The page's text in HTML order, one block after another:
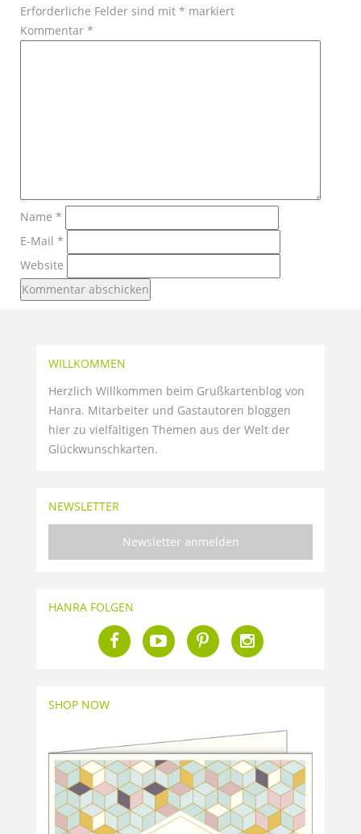
Erforderliche Felder sind mit * markiert
Kommentar *
Name *
E-Mail *
Website
WILLKOMMEN
Herzlich Willkommen beim Grußkartenblog von
Hanra. Mitarbeiter und Gastautoren bloggen
hier zu vielfältigen Themen aus der Welt der
Glückwunschkarten.
NEWSLETTER
Newsletter anmelden
HANRA FOLGEN
SHOP NOW